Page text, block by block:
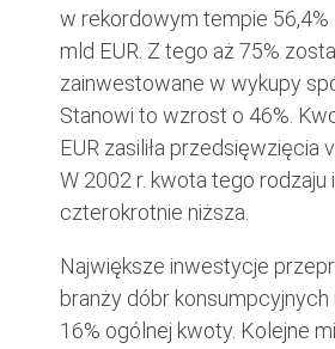
w rekordowym tempie 56,4%
mld EUR. Z tego aż 75%
zainwestowane w wykupy
Stanowi to wzrost o 46%.
EUR zasiliła przedsięwzięcia
W 2002 r. kwota tego rodzaju
czterokrotnie niższa.
Największe inwestycje
branży dóbr konsumpcyjnych
16% ogólnej kwoty. Kolejne